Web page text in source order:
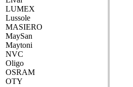
LUMEX
Lussole
MASIERO
MaySan
Maytoni
NVC
Oligo
OSRAM
OTY